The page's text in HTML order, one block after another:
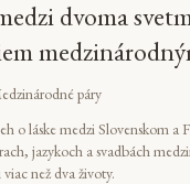
dvoma
páry
o láske medzi Slovenskom a
jazykoch a svadbách
než dva životy.